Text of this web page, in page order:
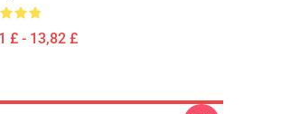
£ - 13,82 £